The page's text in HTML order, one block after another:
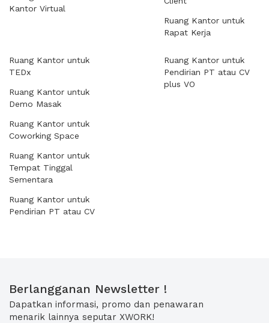
Kantor Virtual
Ruang Kantor untuk
Rapat Kerja
Ruang Kantor untuk
TEDx
Ruang Kantor untuk
Demo Masak
Ruang Kantor untuk
Coworking Space
Ruang Kantor untuk
Tempat Tinggal
Sementara
Ruang Kantor untuk
Pendirian PT atau CV
Ruang Kantor untuk
Pendirian PT atau CV
plus VO
Berlangganan Newsletter !
Dapatkan informasi, promo dan penawaran
menarik lainnya seputar XWORK!